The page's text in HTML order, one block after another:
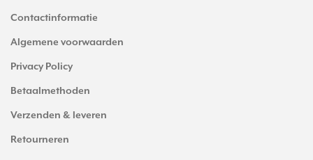
Contactinformatie
Algemene voorwaarden
Privacy Policy
Betaalmethoden
Verzenden & leveren
Retourneren